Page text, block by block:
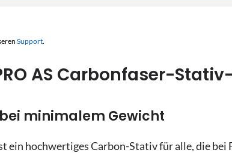
Löschen Schließen
13
27 28 29 30
4 6
Löschen Schließen
Support.
AS Carbonfaser-
minimalem Gewicht
ein hochwertiges Carbon-Stativ für alle, die bei